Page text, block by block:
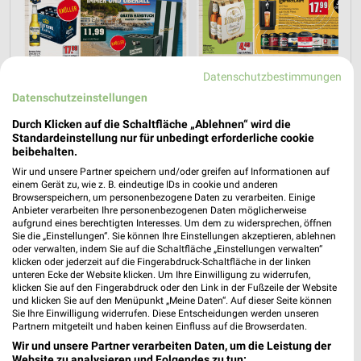
Jetzt alle "Bier" Themen entdecken!
MEHR PROSPEKTE
Datenschutzbestimmungen
Datenschutzeinstellungen
Durch Klicken auf die Schaltfläche „Ablehnen“ wird die
Standardeinstellung nur für unbedingt erforderliche cookie
beibehalten.
Wir und unsere Partner speichern und/oder greifen auf Informationen auf
einem Gerät zu, wie z. B. eindeutige IDs in cookie und anderen
Browserspeichern, um personenbezogene Daten zu verarbeiten. Einige
Anbieter verarbeiten Ihre personenbezogenen Daten möglicherweise
aufgrund eines berechtigten Interesses. Um dem zu widersprechen, öffnen
Sie die „Einstellungen“. Sie können Ihre Einstellungen akzeptieren, ablehnen
oder verwalten, indem Sie auf die Schaltfläche „Einstellungen verwalten“
klicken oder jederzeit auf die Fingerabdruck-Schaltfläche in der linken
unteren Ecke der Website klicken. Um Ihre Einwilligung zu widerrufen,
klicken Sie auf den Fingerabdruck oder den Link in der Fußzeile der Website
und klicken Sie auf den Menüpunkt „Meine Daten“. Auf dieser Seite können
Sie Ihre Einwilligung widerrufen. Diese Entscheidungen werden unseren
Partnern mitgeteilt und haben keinen Einfluss auf die Browserdaten.
Wir und unsere Partner verarbeiten Daten, um die Leistung der